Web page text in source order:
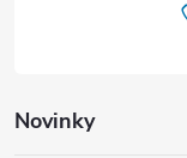
Novinky